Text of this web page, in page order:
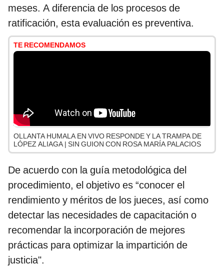
meses. A diferencia de los procesos de
ratificación, esta evaluación es preventiva.
TE RECOMENDAMOS
OLLANTA HUMALA EN VIVO RESPONDE Y LA TRAMPA DE
LÓPEZ ALIAGA | SIN GUION CON ROSA MARÍA PALACIOS
De acuerdo con la guía metodológica del
procedimiento, el objetivo es “conocer el
rendimiento y méritos de los jueces, así como
detectar las necesidades de capacitación o
recomendar la incorporación de mejores
prácticas para optimizar la impartición de
justicia".